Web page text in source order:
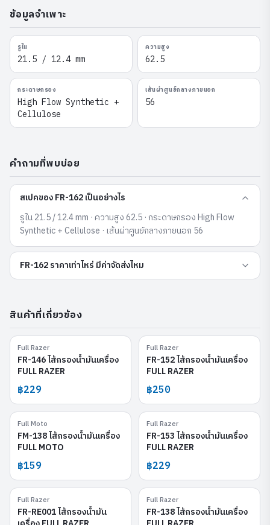
ข้อมูลจำเพาะ
รูใน
21.5 / 12.4 mm
ความสูง
62.5
กระดาษกรอง
High Flow Synthetic +
Cellulose
เส้นผ่าศูนย์กลางภายนอก
56
คำถามที่พบบ่อย
สเปคของ FR-162 เป็นอย่างไร
รูใน 21.5 / 12.4 mm · ความสูง 62.5 · กระดาษกรอง High Flow
Synthetic + Cellulose · เส้นผ่าศูนย์กลางภายนอก 56
FR-162 ราคาเท่าไหร่ มีค่าจัดส่งไหม
สินค้าที่เกี่ยวข้อง
Full Razer
FR-146 ไส้กรองน้ำมันเครื่อง
FULL RAZER
฿229
Full Razer
FR-152 ไส้กรองน้ำมันเครื่อง
FULL RAZER
฿250
Full Moto
FM-138 ไส้กรองน้ำมันเครื่อง
FULL MOTO
฿159
Full Razer
FR-153 ไส้กรองน้ำมันเครื่อง
FULL RAZER
฿229
Full Razer
FR-RE001 ไส้กรองน้ำมัน
Full Razer
FR-138 ไส้กรองน้ำมันเครื่อง